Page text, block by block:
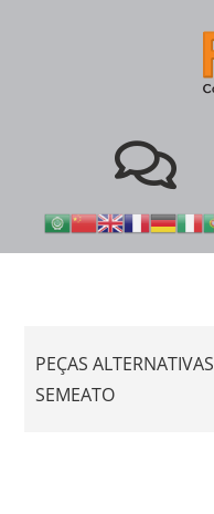
PEÇAS ALTERNATIVAS
SEMEATO